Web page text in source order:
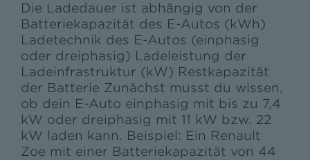
Die Ladedauer ist abhängig von der
Batteriekapazität des E-Autos (kWh)
Ladetechnik des E-Autos (einphasig
oder dreiphasig) Ladeleistung der
Ladeinfrastruktur (kW) Restkapazität
der Batterie Zunächst musst du wissen,
ob dein E-Auto einphasig mit bis zu 7,4
kW oder dreiphasig mit 11 kW bzw. 22
kW laden kann. Beispiel: Ein Renault
Zoe mit einer Batteriekapazität von 44